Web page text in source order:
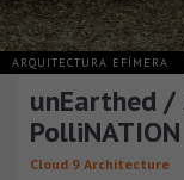
ARQUITECTURA EFÍMERA
unEarthed
PolliNATION
Cloud 9 Architecture